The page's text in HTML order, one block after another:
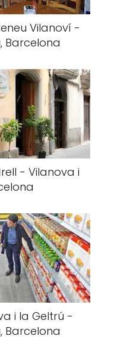
Vilanoví -
Barcelona
- Vilanova i
i la Geltrú -
Barcelona